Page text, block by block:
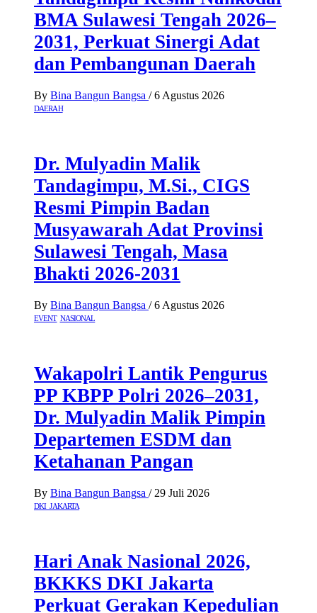
BMA Sulawesi Tengah 2026–
2031, Perkuat Sinergi Adat
dan Pembangunan Daerah
By Bina Bangun Bangsa / 6 Agustus 2026
DAERAH
Dr. Mulyadin Malik
Tandagimpu, M.Si., CIGS
Resmi Pimpin Badan
Musyawarah Adat Provinsi
Sulawesi Tengah, Masa
Bhakti 2026-2031
By Bina Bangun Bangsa / 6 Agustus 2026
EVENT NASIONAL
Wakapolri Lantik Pengurus
PP KBPP Polri 2026–2031,
Dr. Mulyadin Malik Pimpin
Departemen ESDM dan
Ketahanan Pangan
By Bina Bangun Bangsa / 29 Juli 2026
DKI JAKARTA
Hari Anak Nasional 2026,
BKKKS DKI Jakarta
Perkuat Gerakan Kepedulian